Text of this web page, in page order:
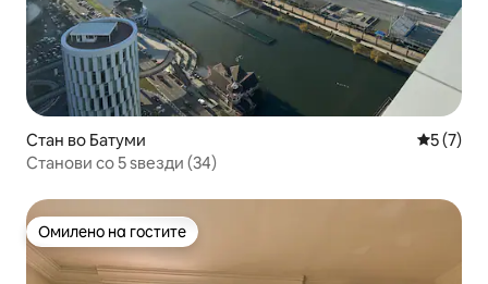
Стан во Батуми
5 (7)
Станови со 5 ѕвезди (34)
Омилено на гостите
Омилено на гостите